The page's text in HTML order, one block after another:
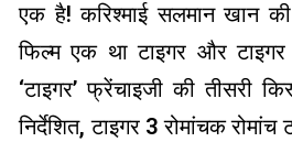
एक है! करिश्माई सलमान खान
फिल्म एक था टाइगर और
‘टाइगर’ फ्रेंचाइजी की तीसरी
निर्देशित, टाइगर 3 रोमांचक